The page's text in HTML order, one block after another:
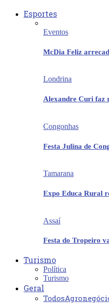
Esportes
Eventos
McDia Feliz
Londrina
Alexandre Curi faz
Congonhas
Festa Julina de
Tamarana
Expo Educa Rural
Assaí
Festa do Tropeiro
Turismo
Política
Turismo
Geral
Todos